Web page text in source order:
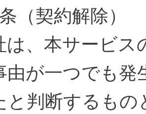
（契約解除）
は、本サービス
由が一つでも
と判断するもの